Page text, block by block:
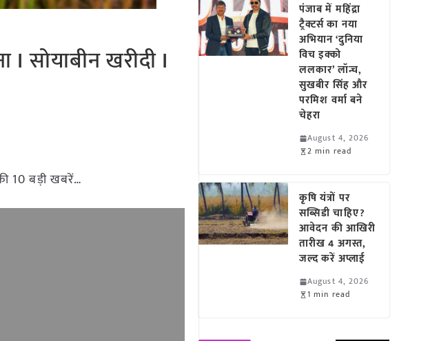
खरीदी I
10 बड़ी खबरें…
पंजाब में महिंद्रा
ट्रैक्टर्स का नया
अभियान ‘दुनिया
विच इक्को
ललकार’ लॉन्च,
सुखबीर सिंह और
परमिश वर्मा बने
चेहरा
August 4, 2026
2 min read
कृषि यंत्रों पर
सब्सिडी चाहिए?
आवेदन की आखिरी
तारीख 4 अगस्त,
जल्द करें अप्लाई
August 4, 2026
1 min read